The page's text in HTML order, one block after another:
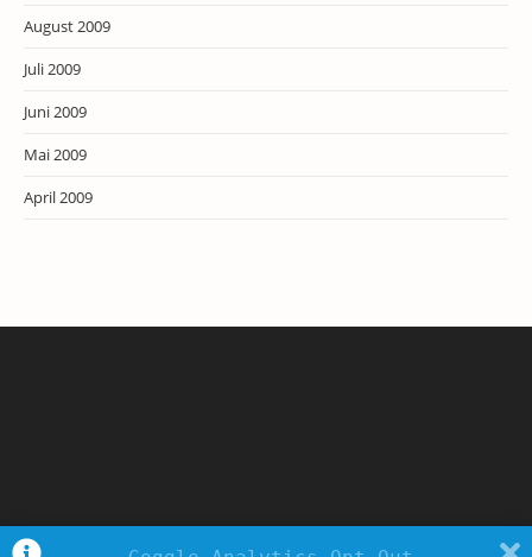
August 2009
Juli 2009
Juni 2009
Mai 2009
April 2009